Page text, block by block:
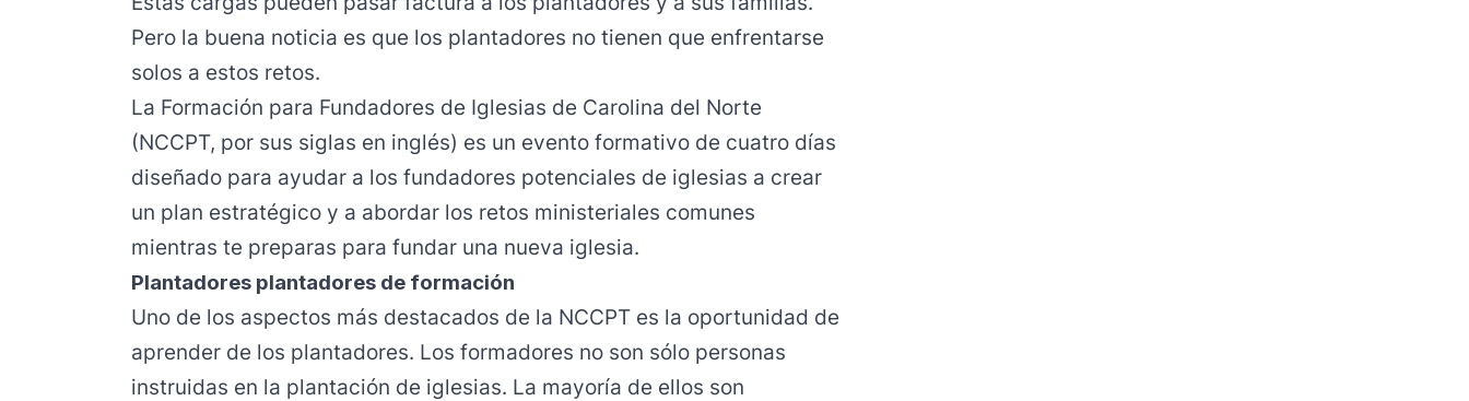
Pero la buena noticia es que los plantadores no tienen que enfrentarse
solos a estos retos.
La Formación para Fundadores de Iglesias de Carolina del Norte
(NCCPT, por sus siglas en inglés) es un evento formativo de cuatro días
diseñado para ayudar a los fundadores potenciales de iglesias a crear
un plan estratégico y a abordar los retos ministeriales comunes
mientras te preparas para fundar una nueva iglesia.
Plantadores plantadores de formación
Uno de los aspectos más destacados de la NCCPT es la oportunidad de
aprender de los plantadores. Los formadores no son sólo personas
instruidas en la plantación de iglesias. La mayoría de ellos son